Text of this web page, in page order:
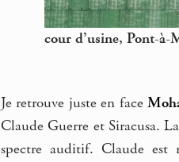
cour d’usine, Pont-à-
Je retrouve juste en face
Claude Guerre et Siracusa.
spectre auditif. Claude est